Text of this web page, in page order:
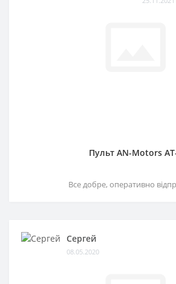
Пульт AN-Motors
Все добре, оперативно
Сергей
08.05.2020